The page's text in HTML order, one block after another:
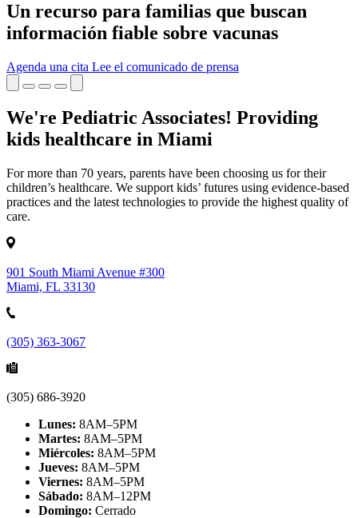
Un recurso para familias que buscan
información fiable sobre vacunas
Agenda una cita Lee el comunicado de prensa
We're Pediatric Associates! Providing
kids healthcare in Miami
For more than 70 years, parents have been choosing us for their
children’s healthcare. We support kids’ futures using evidence-based
practices and the latest technologies to provide the highest quality of
care.
901 South Miami Avenue #300
Miami, FL 33130
(305) 363-3067
(305) 686-3920
Lunes: 8AM–5PM
Martes: 8AM–5PM
Miércoles: 8AM–5PM
Jueves: 8AM–5PM
Viernes: 8AM–5PM
Sábado: 8AM–12PM
Domingo: Cerrado